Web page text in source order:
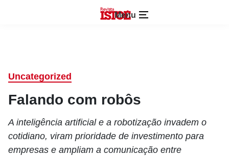
Menu
Uncategorized
Falando com robôs
A inteligência artificial e a robotização invadem o
cotidiano, viram prioridade de investimento para
empresas e ampliam a comunicação entre